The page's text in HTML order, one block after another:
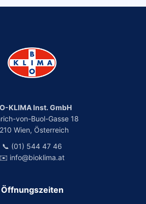
KLIMA Inst. GmbH
von-Buol-Gasse 18
Wien, Österreich
📞 (01) 544 47 46
✉️ info@bioklima.at
Öffnungszeiten